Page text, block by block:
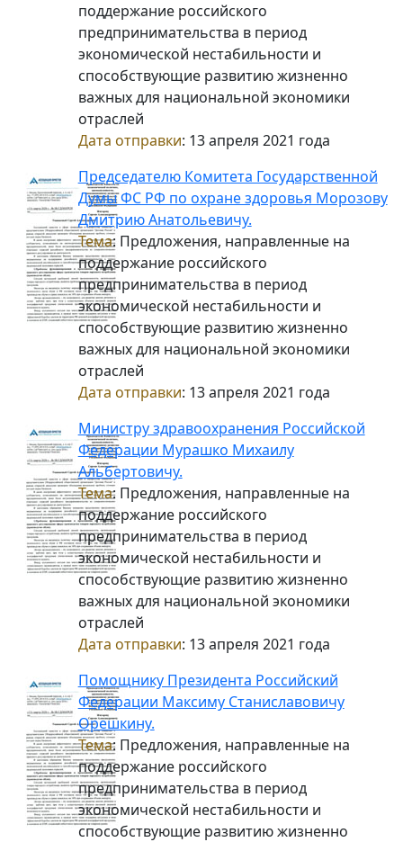
поддержание российского
предпринимательства в период
экономической нестабильности и
способствующие развитию жизненно
важных для национальной экономики
отраслей
Дата отправки: 13 апреля 2021 года
Председателю Комитета Государственной
Думы ФС РФ по охране здоровья Морозову
Дмитрию Анатольевичу.
Тема: Предложения, направленные на
поддержание российского
предпринимательства в период
экономической нестабильности и
способствующие развитию жизненно
важных для национальной экономики
отраслей
Дата отправки: 13 апреля 2021 года
Министру здравоохранения Российской
Федерации Мурашко Михаилу
Альбертовичу.
Тема: Предложения, направленные на
поддержание российского
предпринимательства в период
экономической нестабильности и
способствующие развитию жизненно
важных для национальной экономики
отраслей
Дата отправки: 13 апреля 2021 года
Помощнику Президента Российский
Федерации Максиму Станиславовичу
Орешкину.
Тема: Предложения, направленные на
поддержание российского
предпринимательства в период
экономической нестабильности и
способствующие развитию жизненно